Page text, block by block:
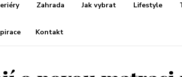
Zahrada Jak vybrat Lifestyle
Kontakt